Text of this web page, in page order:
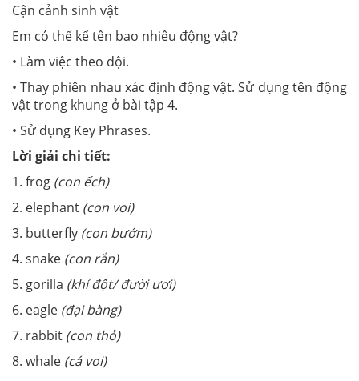
Cận cảnh sinh vật
Em có thể kể tên bao nhiêu động vật?
• Làm việc theo đội.
• Thay phiên nhau xác định động vật. Sử dụng tên động
vật trong khung ở bài tập 4.
• Sử dụng Key Phrases.
Lời giải chi tiết:
1. frog (con ếch)
2. elephant (con voi)
3. butterfly (con bướm)
4. snake (con rắn)
5. gorilla (khỉ đột/ đười ươi)
6. eagle (đại bàng)
7. rabbit (con thỏ)
8. whale (cá voi)